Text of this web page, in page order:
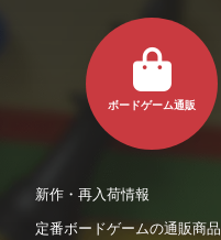
ボードゲーム通販
新作・再入荷情報
定番ボードゲームの通販商品